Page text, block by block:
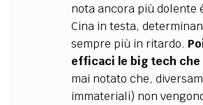
nota ancora più dolente
Cina in testa,
sempre più in ritardo.
efficaci le big tech
mai notato che,
immateriali) non